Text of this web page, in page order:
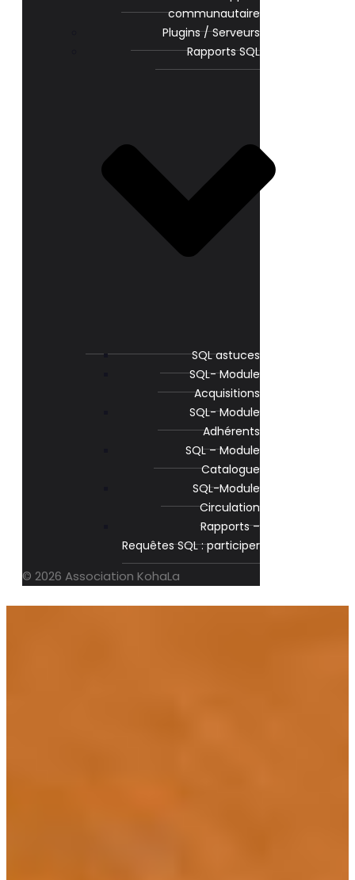
communautaire
Plugins / Serveurs
Rapports SQL
SQL astuces
SQL- Module
Acquisitions
SQL- Module
Adhérents
SQL – Module
Catalogue
SQL-Module
Circulation
Rapports –
Requêtes SQL : participer
© 2026 Association KohaLa